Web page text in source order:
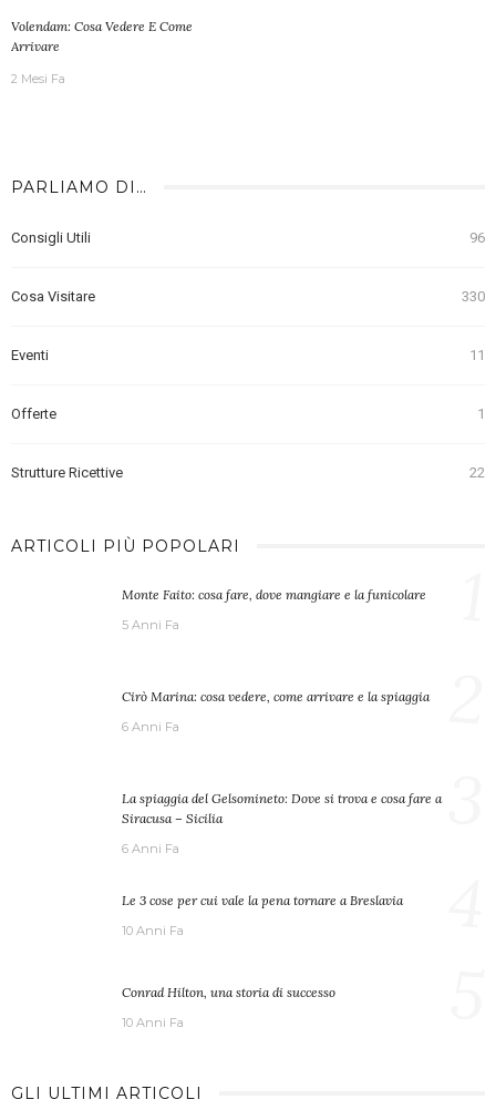
Volendam: Cosa Vedere E Come
Arrivare
2 Mesi Fa
PARLIAMO DI…
Consigli Utili 96
Cosa Visitare 330
Eventi 11
Offerte 1
Strutture Ricettive 22
ARTICOLI PIÙ POPOLARI
Monte Faito: cosa fare, dove mangiare e la funicolare
5 Anni Fa
Cirò Marina: cosa vedere, come arrivare e la spiaggia
6 Anni Fa
La spiaggia del Gelsomineto: Dove si trova e cosa fare a
Siracusa – Sicilia
6 Anni Fa
Le 3 cose per cui vale la pena tornare a Breslavia
10 Anni Fa
Conrad Hilton, una storia di successo
10 Anni Fa
GLI ULTIMI ARTICOLI